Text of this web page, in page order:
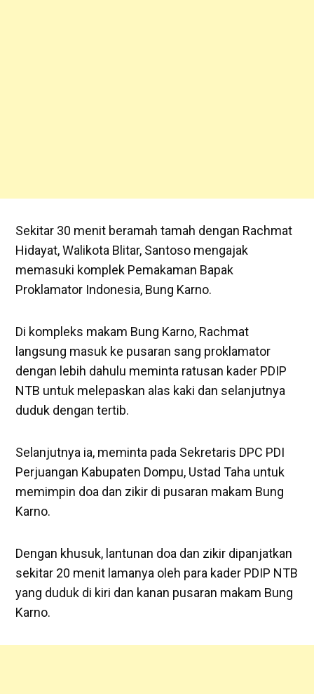
Sekitar 30 menit beramah tamah dengan Rachmat
Hidayat, Walikota Blitar, Santoso mengajak
memasuki komplek Pemakaman Bapak
Proklamator Indonesia, Bung Karno.
Di kompleks makam Bung Karno, Rachmat
langsung masuk ke pusaran sang proklamator
dengan lebih dahulu meminta ratusan kader PDIP
NTB untuk melepaskan alas kaki dan selanjutnya
duduk dengan tertib.
Selanjutnya ia, meminta pada Sekretaris DPC PDI
Perjuangan Kabupaten Dompu, Ustad Taha untuk
memimpin doa dan zikir di pusaran makam Bung
Karno.
Dengan khusuk, lantunan doa dan zikir dipanjatkan
sekitar 20 menit lamanya oleh para kader PDIP NTB
yang duduk di kiri dan kanan pusaran makam Bung
Karno.